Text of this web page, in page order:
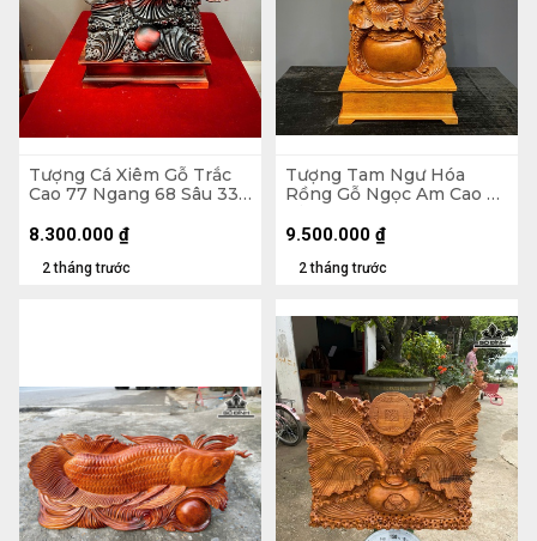
Tượng Cá Xiêm Gỗ Trắc
Cao 77 Ngang 68 Sâu 33
2 tháng trước
8.300.000 ₫
Tượng Tam Ngư Hóa
Rồng Gỗ Ngọc Am Cao Cả
(cm) - Kỷ Cao 15 (cm)
2 tháng trước
9.500.000 ₫